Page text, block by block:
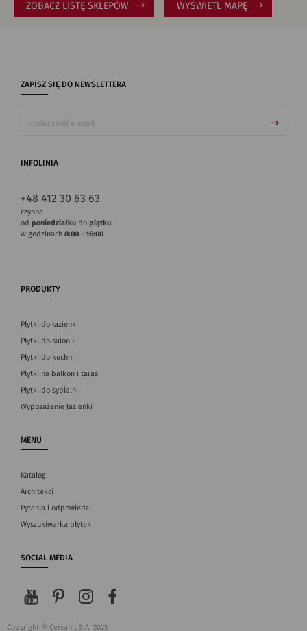
ZOBACZ LISTĘ SKLEPÓW WYŚWIETL MAPĘ
ZAPISZ SIĘ DO NEWSLETTERA
INFOLINIA
+48 412 30 63 63
czynna
od poniedziałku do piątku
w godzinach 8:00 - 16:00
PRODUKTY
Płytki do łazienki
Płytki do salonu
Płytki do kuchni
Płytki na balkon i taras
Płytki do sypialni
Wyposażenie łazienki
MENU
Katalogi
Architekci
Pytania i odpowiedzi
Wyszukiwarka płytek
SOCIAL MEDIA
Copyright © Cersanit S.A. 2025